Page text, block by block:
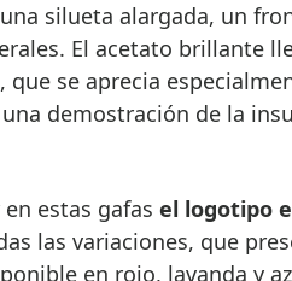
silueta alargada, un
El acetato brillante
que se aprecia
demostración de la
estas gafas el logotipo
las variaciones, que
en rojo, lavanda y